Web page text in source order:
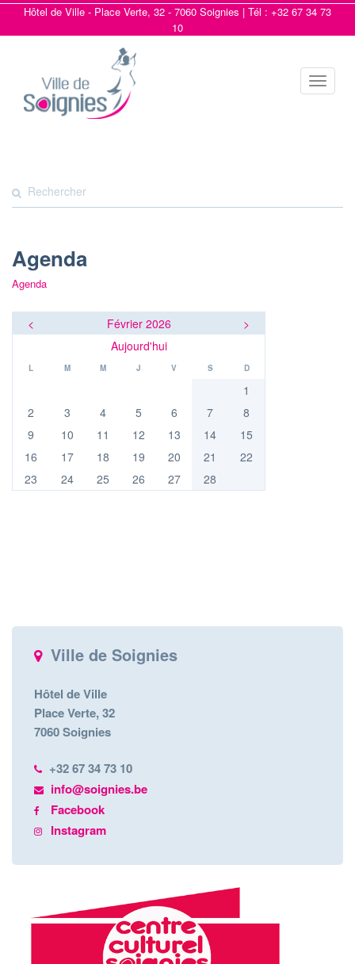
Hôtel de Ville - Place Verte, 32 - 7060 Soignies | Tél : +32 67 34 73
10
Toggle
Agenda
Agenda
< Février 2026
>
Aujourd'hui
L M M J V S D
1
2
3 4 5 6 7
8
9
10 11 12 13 14
15
16
17 18 19 20 21
22
23
24 25 26 27 28
Ville de Soignies
Hôtel de Ville
Place Verte, 32
7060 Soignies
+32 67 34 73 10
info@soignies.be
Facebook
Instagram